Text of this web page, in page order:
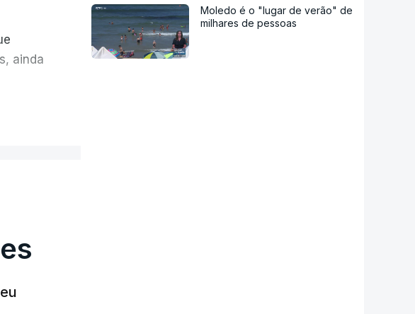
ainda
Moledo é o "lugar de verão" de
milhares de pessoas